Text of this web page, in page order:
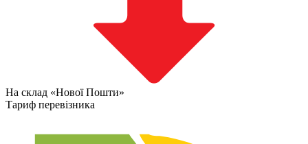
На склад «Нової Пошти»
Тариф перевізника